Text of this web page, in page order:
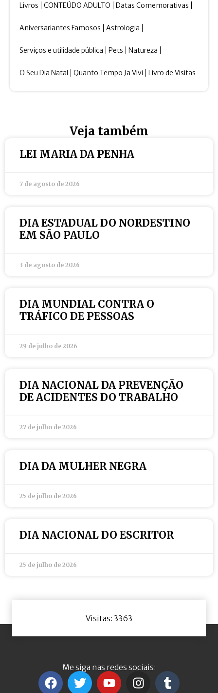
Livros CONTEÚDO ADULTO Datas Comemorativas
Aniversariantes Famosos Astrologia
Serviços e utilidade pública Pets Natureza
O Seu Dia Natal Quanto Tempo Ja Vivi Livro de Visitas
Veja também
LEI MARIA DA PENHA
7 de agosto de 2026
DIA ESTADUAL DO NORDESTINO
EM SÃO PAULO
3 de agosto de 2026
DIA MUNDIAL CONTRA O
TRÁFICO DE PESSOAS
29 de julho de 2026
DIA NACIONAL DA PREVENÇÃO
DE ACIDENTES DO TRABALHO
27 de julho de 2026
DIA DA MULHER NEGRA
25 de julho de 2026
DIA NACIONAL DO ESCRITOR
25 de julho de 2026
Visitas: 3363
Me siga nas redes sociais: